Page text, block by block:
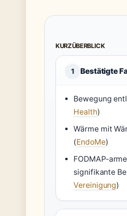
KURZÜBERBLICK
1 Bestätigte
Bewegung
Health)
Wärme mit
(EndoMe)
FODMAP-
signifikante
Vereinigung)